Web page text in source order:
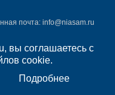
вы соглашаетесь с
cookie.
Подробнее
почта: info@niasam.ru